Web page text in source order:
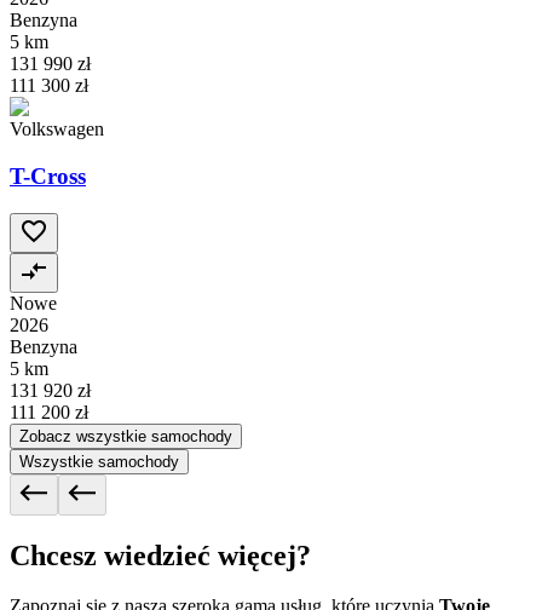
Benzyna
5 km
131 990 zł
111 300 zł
Volkswagen
T-Cross
Nowe
2026
Benzyna
5 km
131 920 zł
111 200 zł
Zobacz wszystkie samochody
Wszystkie samochody
Chcesz wiedzieć więcej?